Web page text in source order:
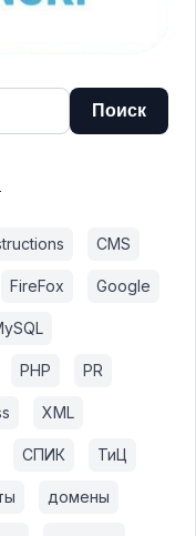
CMS
FireFox Google
PHP PR
XML
СПИК ТиЦ
домены